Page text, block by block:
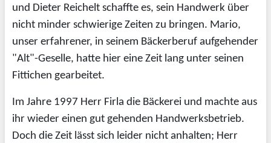
und Dieter Reichelt schaffte es, sein Handwerk über
nicht minder schwierige Zeiten zu bringen. Mario,
unser erfahrener, in seinem Bäckerberuf aufgehender
"Alt"-Geselle, hatte hier eine Zeit lang unter seinen
Fittichen gearbeitet.
Im Jahre 1997 Herr Firla die Bäckerei und machte aus
ihr wieder einen gut gehenden Handwerksbetrieb.
Doch die Zeit lässt sich leider nicht anhalten; Herr